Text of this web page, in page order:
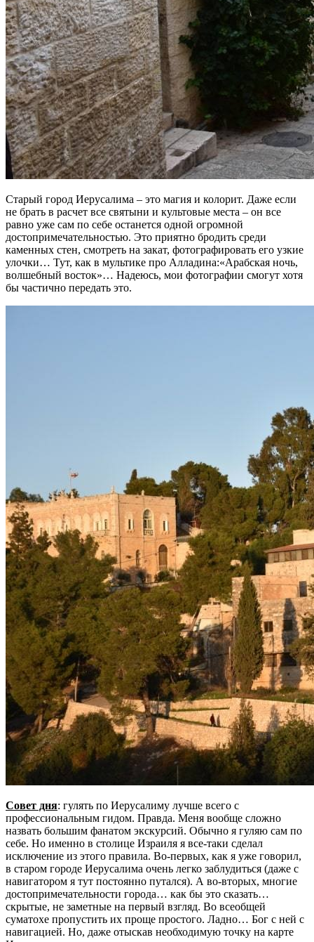
Старый город Иерусалима – это магия и колорит. Даже если
не брать в расчет все святыни и культовые места – он все
равно уже сам по себе останется одной огромной
достопримечательностью. Это приятно бродить среди
каменных стен, смотреть на закат, фотографировать его узкие
улочки… Тут, как в мультике про Алладина:«Арабская ночь,
волшебный восток»… Надеюсь, мои фотографии смогут хотя
бы частично передать это.
Совет дня: гулять по Иерусалиму лучше всего с
профессиональным гидом. Правда. Меня вообще сложно
назвать большим фанатом экскурсий. Обычно я гуляю сам по
себе. Но именно в столице Израиля я все-таки сделал
исключение из этого правила. Во-первых, как я уже говорил,
в старом городе Иерусалима очень легко заблудиться (даже с
навигатором я тут постоянно путался). А во-вторых, многие
достопримечательности города… как бы это сказать…
скрытые, не заметные на первый взгляд. Во всеобщей
суматохе пропустить их проще простого. Ладно… Бог с ней с
навигацией. Но, даже отыскав необходимую точку на карте